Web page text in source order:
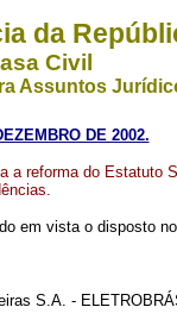
da
Civil
Assuntos
DE 2002.
a reforma do Estatuto
em vista o disposto
S.A. -